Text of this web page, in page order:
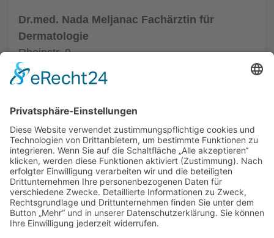
Dr.med. Nada Meljanac Fachärztin für
Dermatologie
Rheinstr. 9
12159 Berlin
Tel.: (030) 8525667
ALLGEMEIN
HAUTÄRZTE